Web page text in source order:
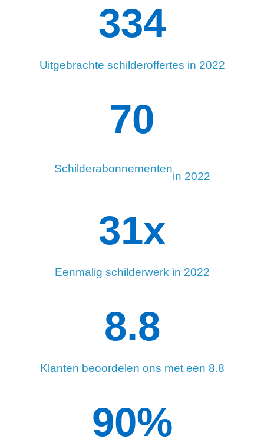
Uitgebrachte schilderoffertes in 2022
334
Schilderabonnementen
in 2022
96
Eenmalig schilderwerk in 2022
34x
Klanten beoordelen ons met een 8.8
8.8
90%